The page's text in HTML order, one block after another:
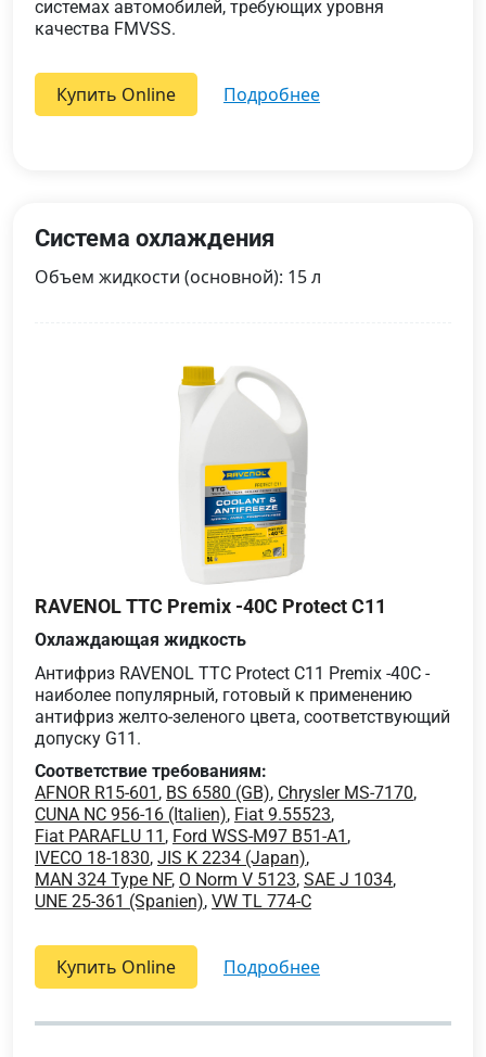
системах автомобилей, требующих уровня
качества FMVSS.
Купить Online подробнее
Система охлаждения
Объем жидкости (основной): 15 л
RAVENOL TTC Premix -40C Protect C11
Охлаждающая жидкость
Антифриз RAVENOL TTC Protect C11 Premix -40C -
наиболее популярный, готовый к применению
антифриз желто-зеленого цвета, соответствующий
допуску G11.
Соответствие требованиям:
AFNOR R15-601 , BS 6580 (GB), Chrysler MS-7170,
CUNA NC 956-16 (Italien), Fiat 9.55523,
Fiat PARAFLU 11 , Ford WSS-M97 B51-A1 ,
IVECO 18-1830, JIS K 2234 (Japan),
MAN 324 Type NF, O Norm V 5123, SAE J 1034,
UNE 25-361 (Spanien), VW TL 774-C
Купить Online подробнее